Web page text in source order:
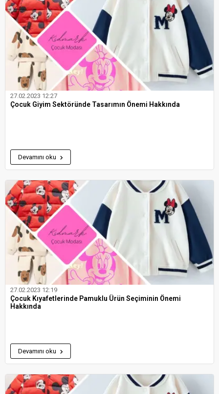
27.02.2023 12:27
Çocuk Giyim Sektöründe Tasarımın Önemi Hakkında
Devamını oku
27.02.2023 12:19
Çocuk Kıyafetlerinde Pamuklu Ürün Seçiminin Önemi
Hakkında
Devamını oku